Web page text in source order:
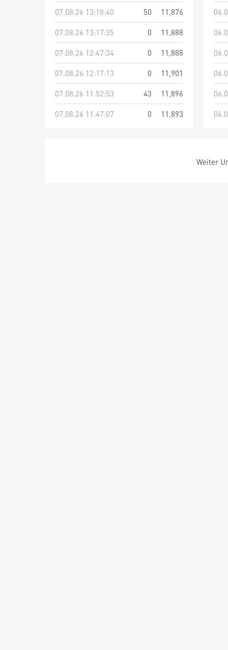
07.08.26 13:18:40
50
11,876
07.08.26 13:17:35
0
11,888
07.08.26 12:47:34
0
11,888
07.08.26 12:17:13
0
11,901
07.08.26 11:52:53
43
11,896
07.08.26 11:47:07
0 11,893
Weiter